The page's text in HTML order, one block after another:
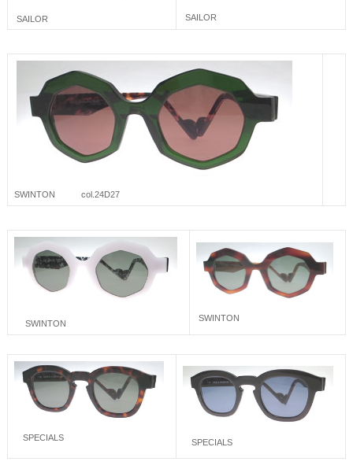
SAILOR SAILOR
SWINTON col.24D27
SWINTON
SWINTON
SPECIALS SPECIALS